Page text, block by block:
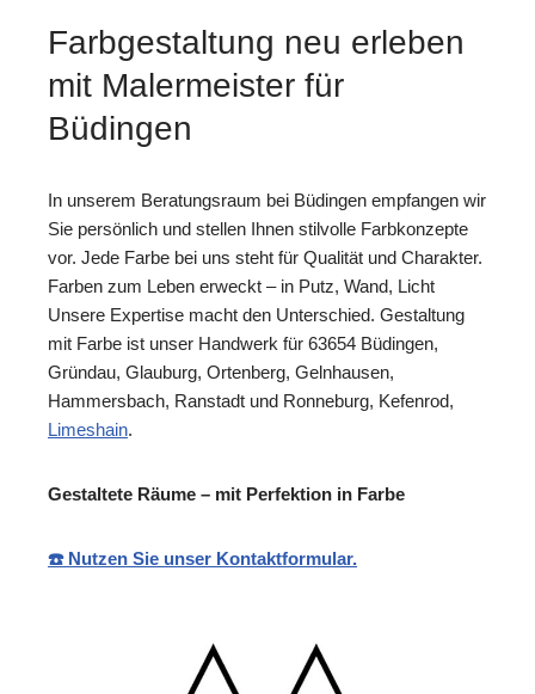
Farbgestaltung neu erleben
mit Malermeister für
Büdingen
In unserem Beratungsraum bei Büdingen empfangen wir
Sie persönlich und stellen Ihnen stilvolle Farbkonzepte
vor. Jede Farbe bei uns steht für Qualität und Charakter.
Farben zum Leben erweckt – in Putz, Wand, Licht
Unsere Expertise macht den Unterschied. Gestaltung
mit Farbe ist unser Handwerk für 63654 Büdingen,
Gründau, Glauburg, Ortenberg, Gelnhausen,
Hammersbach, Ranstadt und Ronneburg, Kefenrod,
Limeshain.
Gestaltete Räume – mit Perfektion in Farbe
☎️ Nutzen Sie unser Kontaktformular.